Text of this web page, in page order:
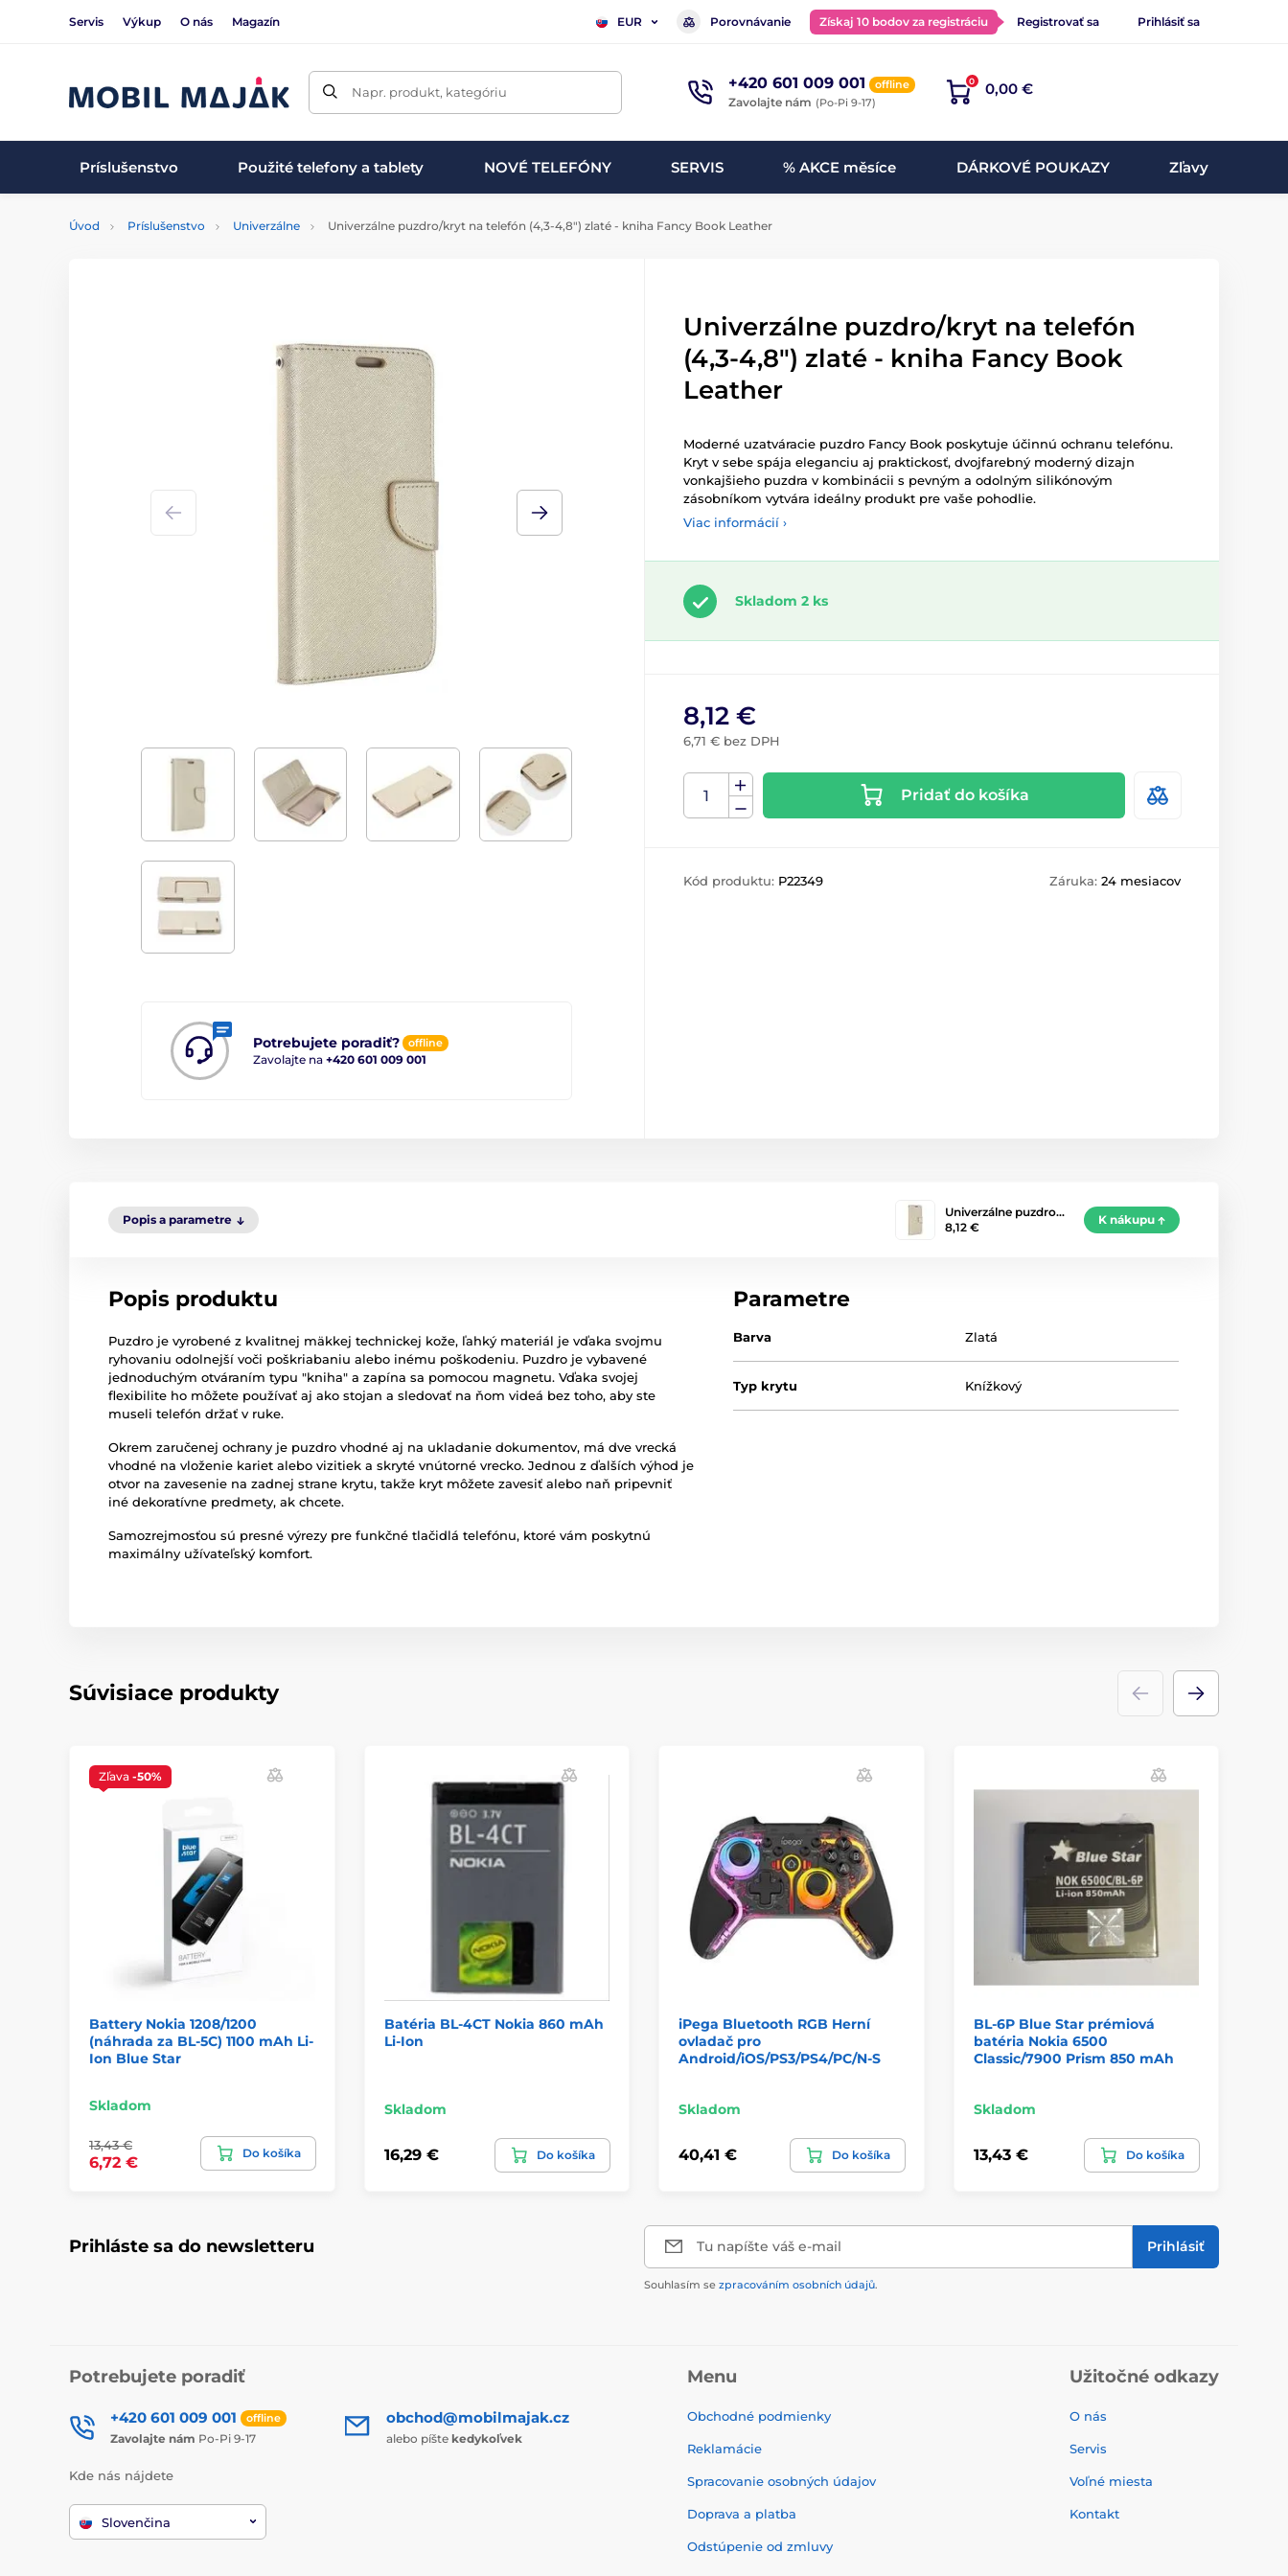
Servis Výkup O nás Magazín EUR Porovnávanie Získaj 10 bodov za registráciu Registrovať sa Prihlásiť sa
Napr. produkt, kategóriu +420 601 009 001 offline
Zavolajte nám (Po-Pi 9-17)
0 0,00 €
Príslušenstvo Použité telefony a tablety NOVÉ TELEFÓNY SERVIS % AKCE měsíce DÁRKOVÉ POUKAZY Zľavy
Úvod Príslušenstvo Univerzálne Univerzálne puzdro/kryt na telefón (4,3-4,8") zlaté - kniha Fancy Book Leather
Potrebujete poradiť? offline
Zavolajte na +420 601 009 001
Univerzálne puzdro/kryt na telefón
(4,3-4,8") zlaté - kniha Fancy Book
Leather
Moderné uzatváracie puzdro Fancy Book poskytuje účinnú ochranu telefónu.
Kryt v sebe spája eleganciu aj praktickosť, dvojfarebný moderný dizajn
vonkajšieho puzdra v kombinácii s pevným a odolným silikónovým
zásobníkom vytvára ideálny produkt pre vaše pohodlie.
Viac informácií ›
Skladom 2 ks
8,12 €
6,71 € bez DPH
Pridať do košíka
Kód produktu: P22349 Záruka: 24 mesiacov
Popis a parametre
Univerzálne puzdro…
8,12 €
K nákupu
Popis produktu
Puzdro je vyrobené z kvalitnej mäkkej technickej kože, ľahký materiál je vďaka svojmu
ryhovaniu odolnejší voči poškriabaniu alebo inému poškodeniu. Puzdro je vybavené
jednoduchým otváraním typu "kniha" a zapína sa pomocou magnetu. Vďaka svojej
flexibilite ho môžete používať aj ako stojan a sledovať na ňom videá bez toho, aby ste
museli telefón držať v ruke.
Okrem zaručenej ochrany je puzdro vhodné aj na ukladanie dokumentov, má dve vrecká
vhodné na vloženie kariet alebo vizitiek a skryté vnútorné vrecko. Jednou z ďalších výhod je
otvor na zavesenie na zadnej strane krytu, takže kryt môžete zavesiť alebo naň pripevniť
iné dekoratívne predmety, ak chcete.
Samozrejmosťou sú presné výrezy pre funkčné tlačidlá telefónu, ktoré vám poskytnú
maximálny užívateľský komfort.
Parametre
Barva Zlatá
Typ krytu Knížkový
Súvisiace produkty
Zľava -50%
Battery Nokia 1208/1200
(náhrada za BL-5C) 1100 mAh Li-
Ion Blue Star
Skladom
13,43 €
6,72 €
Do košíka
Batéria BL-4CT Nokia 860 mAh
Li-Ion
Skladom
16,29 € Do košíka
iPega Bluetooth RGB Herní
ovladač pro
Android/iOS/PS3/PS4/PC/N-S
Skladom
40,41 € Do košíka
BL-6P Blue Star prémiová
batéria Nokia 6500
Classic/7900 Prism 850 mAh
Skladom
13,43 € Do košíka
Prihláste sa do newsletteru Tu napíšte váš e-mail Prihlásiť
Souhlasím se zpracováním osobních údajů.
Potrebujete poradiť
+420 601 009 001 offline
Zavolajte nám Po-Pi 9-17
obchod@mobilmajak.cz
alebo píšte kedykoľvek
Kde nás nájdete
Slovenčina
Menu
Obchodné podmienky
Reklamácie
Spracovanie osobných údajov
Doprava a platba
Odstúpenie od zmluvy
Užitočné odkazy
O nás
Servis
Voľné miesta
Kontakt